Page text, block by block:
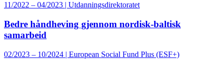
11/2022 – 04/2023 | Utdanningsdirektoratet
Bedre håndheving gjennom nordisk-baltisk
samarbeid
02/2023 – 10/2024 | European Social Fund Plus (ESF+)